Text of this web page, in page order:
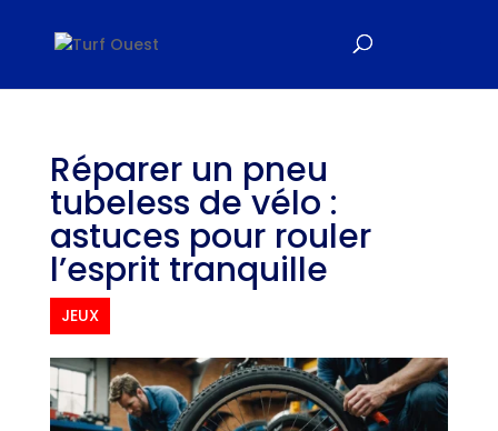
Réparer un pneu
tubeless de vélo :
astuces pour rouler
l’esprit tranquille
JEUX